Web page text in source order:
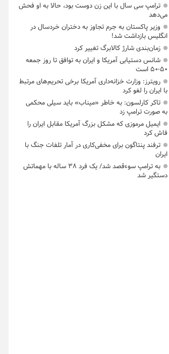
ترامپ سی سال با این زن دوست بود، حالا به او فحش
می‌دهد
وزیر پاکستان به جرم تجاوز به دختران خردسال در
انگلیس بازداشت شد!
زمان‌بندی شارژ کالابرگ تغییر کرد
شانس دستیابی آمریکا و ایران به توافق تا روز جمعه
۵۰-۵۰ است
رویترز: وزارت خزانه‌داری آمریکا برخی تحریم‌های مرتبط
با ایران را لغو کرد
تاکر کارلسون: به خاطر «میناب» باید سیلی محکمی
به صورت ترامپ زد
ایمیل مرموزی که مشکل بزرگ آمریکا مقابل ایران را
فاش کرد
ترفند پنتاگون برای مخفی‌کاری در آمار تلفات جنگ با
ایران
به ترامپ سوءقصد شد/ یک فرد ۳۸ ساله با مهماتش
دستگیر شد